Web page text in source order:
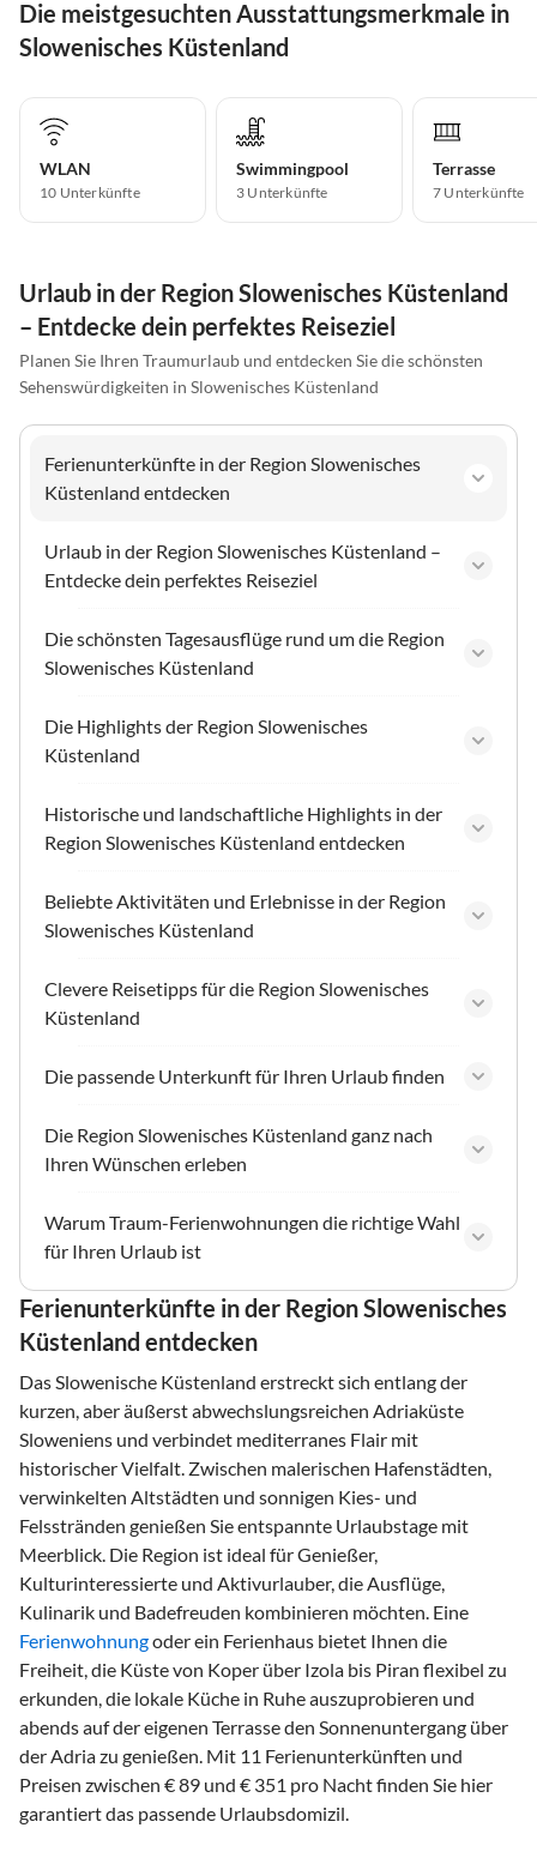
Die meistgesuchten Ausstattungsmerkmale in
Slowenisches Küstenland
WLAN
10 Unterkünfte
Swimmingpool
3 Unterkünfte
Terrasse
7 Unterkünfte
Urlaub in der Region Slowenisches Küstenland
– Entdecke dein perfektes Reiseziel
Planen Sie Ihren Traumurlaub und entdecken Sie die schönsten
Sehenswürdigkeiten in Slowenisches Küstenland
Ferienunterkünfte in der Region Slowenisches
Küstenland entdecken
Urlaub in der Region Slowenisches Küstenland –
Entdecke dein perfektes Reiseziel
Die schönsten Tagesausflüge rund um die Region
Slowenisches Küstenland
Die Highlights der Region Slowenisches
Küstenland
Historische und landschaftliche Highlights in der
Region Slowenisches Küstenland entdecken
Beliebte Aktivitäten und Erlebnisse in der Region
Slowenisches Küstenland
Clevere Reisetipps für die Region Slowenisches
Küstenland
Die passende Unterkunft für Ihren Urlaub finden
Die Region Slowenisches Küstenland ganz nach
Ihren Wünschen erleben
Warum Traum-Ferienwohnungen die richtige Wahl
für Ihren Urlaub ist
Ferienunterkünfte in der Region Slowenisches
Küstenland entdecken
Das Slowenische Küstenland erstreckt sich entlang der
kurzen, aber äußerst abwechslungsreichen Adriaküste
Sloweniens und verbindet mediterranes Flair mit
historischer Vielfalt. Zwischen malerischen Hafenstädten,
verwinkelten Altstädten und sonnigen Kies- und
Felsstränden genießen Sie entspannte Urlaubstage mit
Meerblick. Die Region ist ideal für Genießer,
Kulturinteressierte und Aktivurlauber, die Ausflüge,
Kulinarik und Badefreuden kombinieren möchten. Eine
Ferienwohnungoder ein Ferienhaus bietet Ihnen die
Freiheit, die Küste von Koper über Izola bis Piran flexibel zu
erkunden, die lokale Küche in Ruhe auszuprobieren und
abends auf der eigenen Terrasse den Sonnenuntergang über
der Adria zu genießen. Mit 11 Ferienunterkünften und
Preisen zwischen € 89 und € 351 pro Nacht finden Sie hier
garantiert das passende Urlaubsdomizil.